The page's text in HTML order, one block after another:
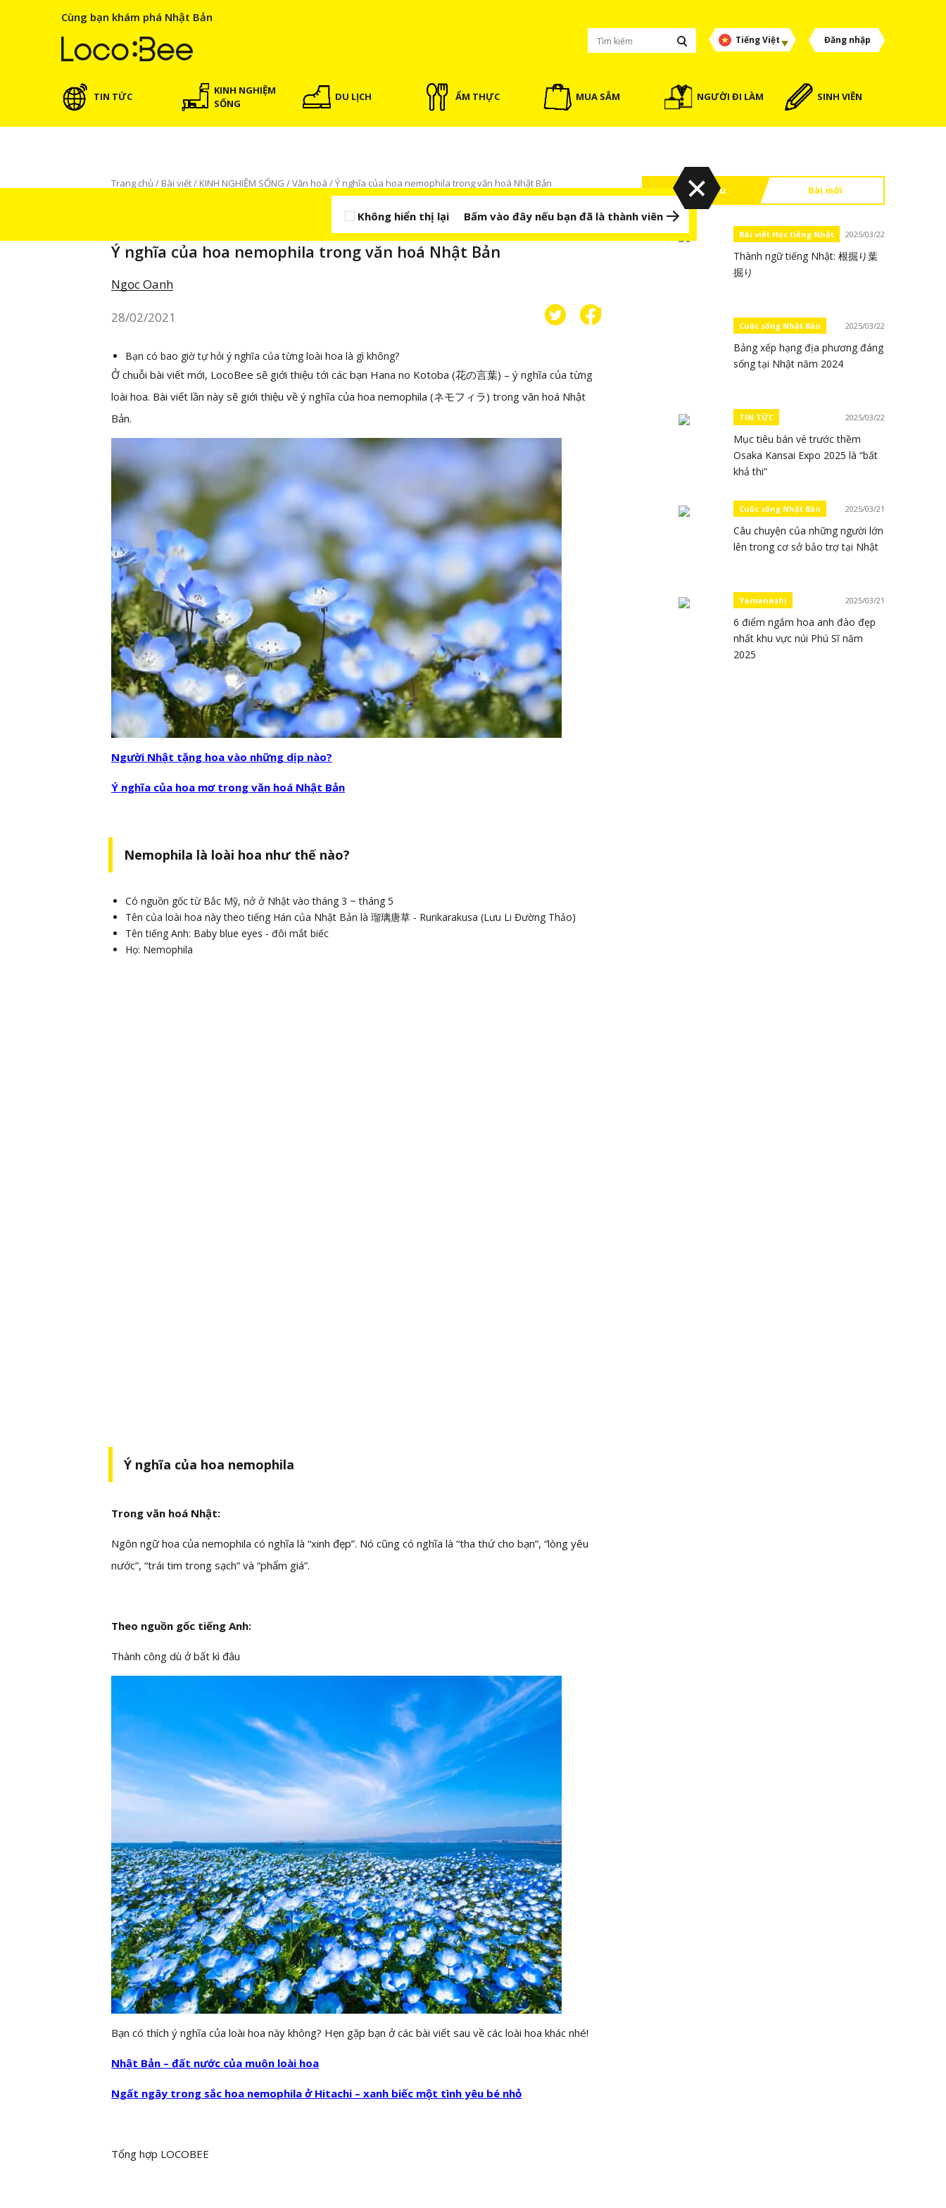
Cùng bạn khám phá Nhật Bản
Tiếng Việt Đăng nhập
TIN TỨC
KINH NGHIỆM
SỐNG
DU LỊCH ẨM THỰC MUA SẮM NGƯỜI ĐI LÀM SINH VIÊN
Trang chủ / Bài viết/ KINH NGHIỆM SỐNG /Văn hoá /Ý nghĩa của hoa nemophila trong văn hoá Nhật Bản
Ý nghĩa của hoa nemophila trong văn hoá Nhật Bản
Ngọc Oanh
28/02/2021
Bạn có bao giờ tự hỏi ý nghĩa của từng loài hoa là gì không?
Ở chuỗi bài viết mới, LocoBee sẽ giới thiệu tới các bạn Hana no Kotoba (花の言葉) – ý nghĩa của từng
loài hoa. Bài viết lần này sẽ giới thiệu về ý nghĩa của hoa nemophila (ネモフィラ) trong văn hoá Nhật
Bản.
Người Nhật tặng hoa vào những dịp nào?
Ý nghĩa của hoa mơ trong văn hoá Nhật Bản
Nemophila là loài hoa như thế nào?
Có nguồn gốc từ Bắc Mỹ, nở ở Nhật vào tháng 3 ~ tháng 5
Tên của loài hoa này theo tiếng Hán của Nhật Bản là 瑠璃唐草 - Rurikarakusa (Lưu Li Đường Thảo)
Tên tiếng Anh: Baby blue eyes - đôi mắt biếc
Họ: Nemophila
Ý nghĩa của hoa nemophila
Trong văn hoá Nhật:
Ngôn ngữ hoa của nemophila có nghĩa là “xinh đẹp”. Nó cũng có nghĩa là “tha thứ cho bạn”, “lòng yêu
nước”, “trái tim trong sạch” và “phẩm giá”.
Theo nguồn gốc tiếng Anh:
Thành công dù ở bất kì đâu
Bạn có thích ý nghĩa của loài hoa này không? Hẹn gặp bạn ở các bài viết sau về các loài hoa khác nhé!
Nhật Bản – đất nước của muôn loài hoa
Ngất ngây trong sắc hoa nemophila ở Hitachi – xanh biếc một tình yêu bé nhỏ
Tổng hợp LOCOBEE
Đọc nhiều Bài mới
Bài viết Học tiếng Nhật 2025/03/22
Thành ngữ tiếng Nhật: 根掘り葉
掘り
Cuộc sống Nhật Bản 2025/03/22
Bảng xếp hạng địa phương đáng
sống tại Nhật năm 2024
TIN TỨC 2025/03/22
Mục tiêu bán vé trước thềm
Osaka Kansai Expo 2025 là “bất
khả thi”
Cuộc sống Nhật Bản 2025/03/21
Câu chuyện của những người lớn
lên trong cơ sở bảo trợ tại Nhật
Yamanashi 2025/03/21
6 điểm ngắm hoa anh đào đẹp
nhất khu vực núi Phú Sĩ năm
2025
Không hiển thị lại Bấm vào đây nếu bạn đã là thành viên